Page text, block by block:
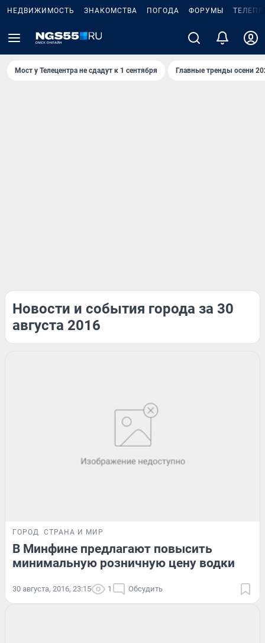
НЕДВИЖИМОСТЬ ЗНАКОМСТВА ПОГОДА ФОРУМЫ
Мост у Телецентра не сдадут к 1 сентября Главные тренды осени
Новости и события города за 30
августа 2016
ГОРОД СТРАНА И МИР
В Минфине предлагают повысить
минимальную розничную цену водки
30 августа, 2016, 23:15 1 Обсудить